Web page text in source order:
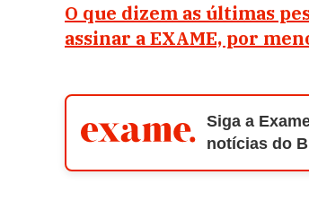
O que dizem as últimas
assinar a EXAME, por
Siga a
notícias do